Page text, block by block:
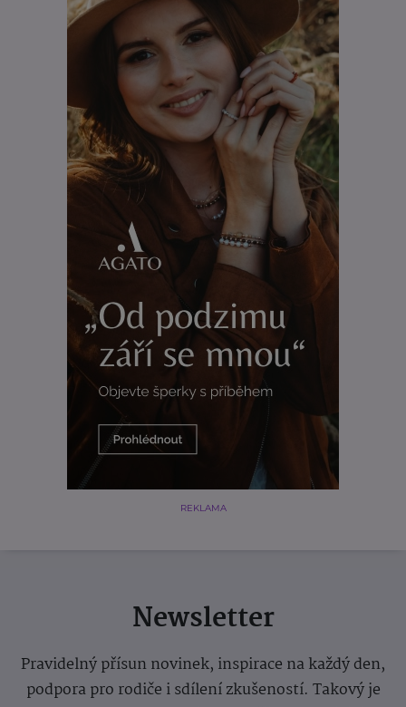
REKLAMA
Newsletter
Pravidelný přísun novinek, inspirace na každý den,
podpora pro rodiče i sdílení zkušeností. Takový je